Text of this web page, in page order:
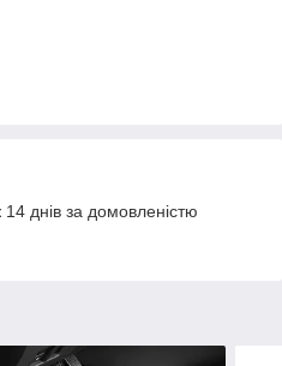
днів за домовленістю